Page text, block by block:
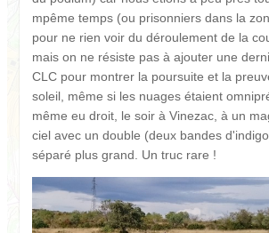
mpême temps (ou prisonniers dans la
pour ne rien voir du déroulement de la
mais on ne résiste pas à ajouter une
CLC pour montrer la poursuite et la
soleil, même si les nuages étaient
même eu droit, le soir à Vinezac, à un
ciel avec un double (deux bandes
séparé plus grand. Un truc rare !